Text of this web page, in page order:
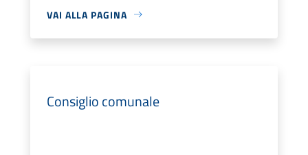
VAI ALLA PAGINA
Consiglio comunale